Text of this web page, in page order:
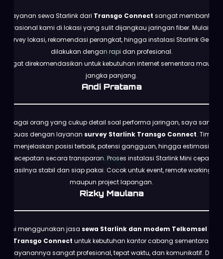
Layanan sewa Starlink dari Transgo Connect sangat membantu
operasional kami di lokasi yang sulit dijangkau jaringan fiber. Mulai dari
survey lokasi, rekomendasi perangkat, hingga instalasi Starlink Gen 3
dilakukan dengan rapi dan profesional.
Sangat direkomendasikan untuk kebutuhan internet sementara maupun
jangka panjang.
Andi Pratama
Sebagai orang yang cukup detail soal performa jaringan, saya sangat
puas dengan layanan survey Starlink Transgo Connect. Tim
menjelaskan posisi terbaik, potensi gangguan, hingga estimasi
kecepatan secara transparan. Proses instalasi Starlink Mini cepat,
hasilnya stabil dan siap pakai. Cocok untuk event, remote working,
maupun project lapangan.
Rizky Maulana
Kami menggunakan jasa sewa Starlink dan modem Telkomsel dari
Transgo Connect untuk kebutuhan kantor cabang sementara.
Pelayanannya sangat profesional, tepat waktu, dan komunikatif. Dari